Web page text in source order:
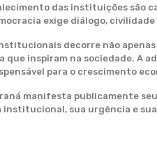
das instituições são
exige diálogo,
decorre não
que inspiram na sociedade. A
para o crescimento
manifesta publicamente
institucional, sua urgência e